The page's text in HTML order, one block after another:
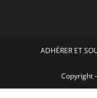
ADHÉRER ET
Copyright